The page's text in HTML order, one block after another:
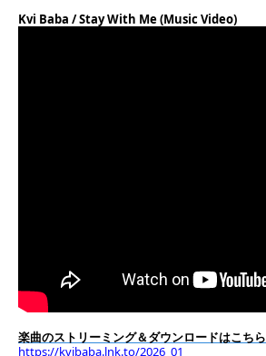
Kvi Baba / Stay With Me (Music Video)
楽曲のストリーミング＆ダウンロードはこちら
https://kvibaba.lnk.to/2026_01